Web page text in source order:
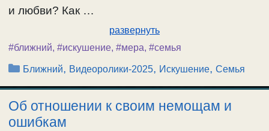
и любви? Как …
развернуть
#ближний, #искушение, #мера, #семья
Рубрики
Ближний, Видеоролики-2025, Искушение,Семья
Об отношении к своим немощам и
ошибкам